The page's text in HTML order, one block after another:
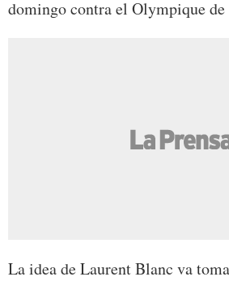
domingo contra el Olympique
La idea de Laurent Blanc va